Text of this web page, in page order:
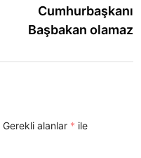
Cumhurbaşkanı
Başbakan olamaz
Gerekli alanlar * ile